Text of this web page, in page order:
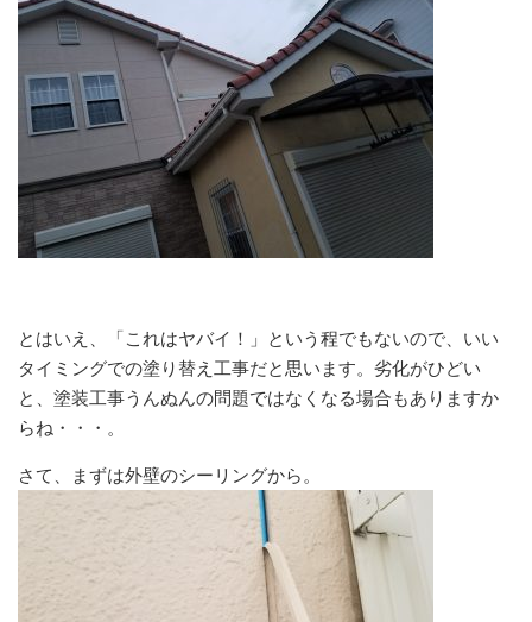
とはいえ、「これはヤバイ！」という程でもないので、いい
タイミングでの塗り替え工事だと思います。劣化がひどい
と、塗装工事うんぬんの問題ではなくなる場合もありますか
らね・・・。
さて、まずは外壁のシーリングから。